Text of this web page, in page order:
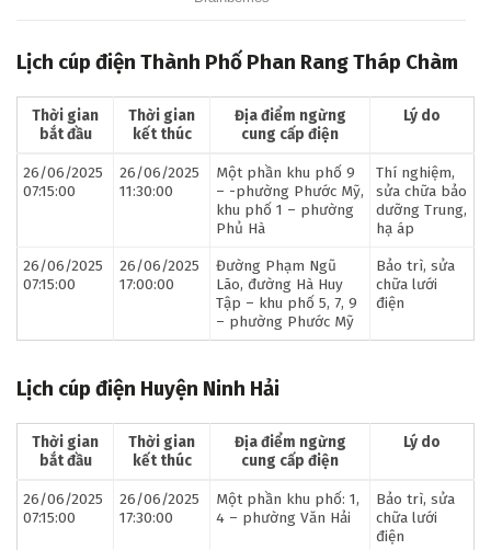
Lịch cúp điện Thành Phố Phan Rang Tháp Chàm
Thời gian
bắt đầu
Thời gian
kết thúc
Địa điểm ngừng
cung cấp điện
Lý do
26/06/2025
07:15:00
26/06/2025
11:30:00
Một phần khu phố 9
– -phường Phước Mỹ,
khu phố 1 – phường
Phủ Hà
Thí nghiệm,
sửa chữa bảo
dưỡng Trung,
hạ áp
26/06/2025
07:15:00
26/06/2025
17:00:00
Đường Phạm Ngũ
Lão, đường Hà Huy
Tập – khu phố 5, 7, 9
– phường Phước Mỹ
Bảo trì, sửa
chữa lưới
điện
Lịch cúp điện Huyện Ninh Hải
Thời gian
bắt đầu
Thời gian
kết thúc
Địa điểm ngừng
cung cấp điện
Lý do
26/06/2025
07:15:00
26/06/2025
17:30:00
Một phần khu phố: 1,
4 – phường Văn Hải
Bảo trì, sửa
chữa lưới
điện